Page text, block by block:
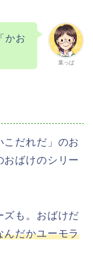
葉っぱ
かお
だれだ」のお
おばけのシリー
ズも。おばけだ
んだかユーモラ